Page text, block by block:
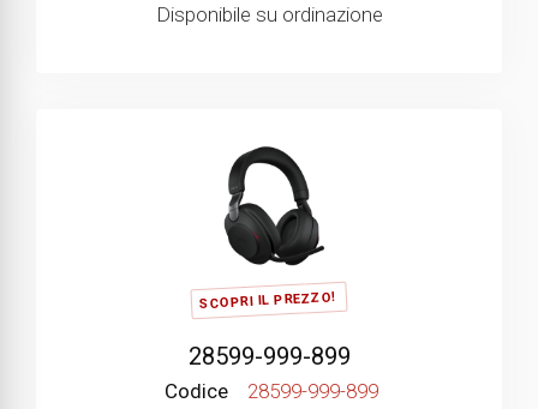
Disponibile su ordinazione
SCOPRI IL PREZZO!
28599-999-899
Codice
28599-999-899